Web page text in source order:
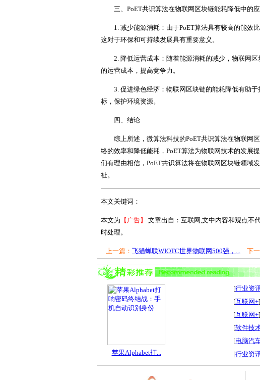
三、PoET共识算法在物联网区块链能耗降低中的
1. 减少能源消耗：由于PoET算法具有较高的能效
这对于环保和可持续发展具有重要意义。
2. 降低运营成本：随着能源消耗的减少，物联网
的运营成本，提高竞争力。
3. 促进绿色经济：物联网区块链的能耗降低有助
标，保护环境资源。
四、结论
综上所述，微算法科技的PoET共识算法在物联网
络的效率和降低能耗，PoET算法为物联网技术的发展
们有理由相信，PoET共识算法将在物联网区块链领域
祉。
本文关键词：
本文为 【广告】
文章出自：互联网,文中内容和观点不
时处理。
上一篇： 飞猫蝉联WIOTC世界物联网500强，... 下
苹果Alphabet打...
[行业资
[互联网+]
[互联网+]
[软件技
[电脑汽
[行业资